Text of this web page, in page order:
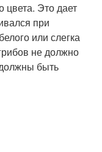
цвета. Это дает
при
или слегка
не должно
быть